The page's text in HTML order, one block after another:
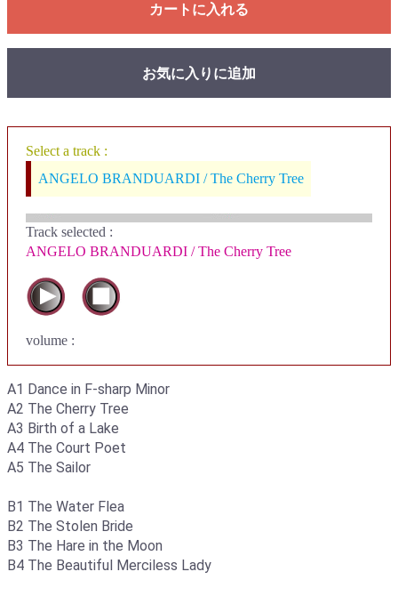
カートに入れる
お気に入りに追加
Select a track :
ANGELO BRANDUARDI / The Cherry Tree
Track selected :
ANGELO BRANDUARDI / The Cherry Tree
volume :
A1 Dance in F-sharp Minor
A2 The Cherry Tree
A3 Birth of a Lake
A4 The Court Poet
A5 The Sailor
B1 The Water Flea
B2 The Stolen Bride
B3 The Hare in the Moon
B4 The Beautiful Merciless Lady